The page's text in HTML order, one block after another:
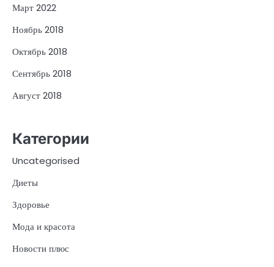
Март 2022
Ноябрь 2018
Октябрь 2018
Сентябрь 2018
Август 2018
Категории
Uncategorised
Диеты
Здоровье
Мода и красота
Новости плюс